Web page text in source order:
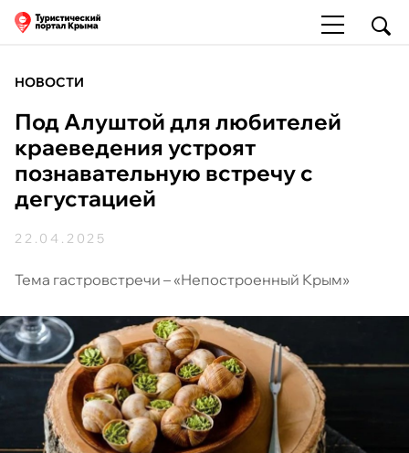
НОВОСТИ
Под Алуштой для любителей
краеведения устроят
познавательную встречу с
дегустацией
22.04.2025
Тема гастровстречи – «Непостроенный Крым»